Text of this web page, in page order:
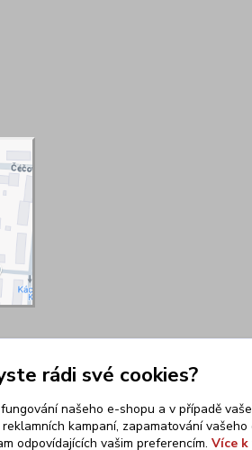
rádi své cookies?
našeho e-shopu a v případě
kampaní, zapamatování
odpovídajících vašim preferencím. Více